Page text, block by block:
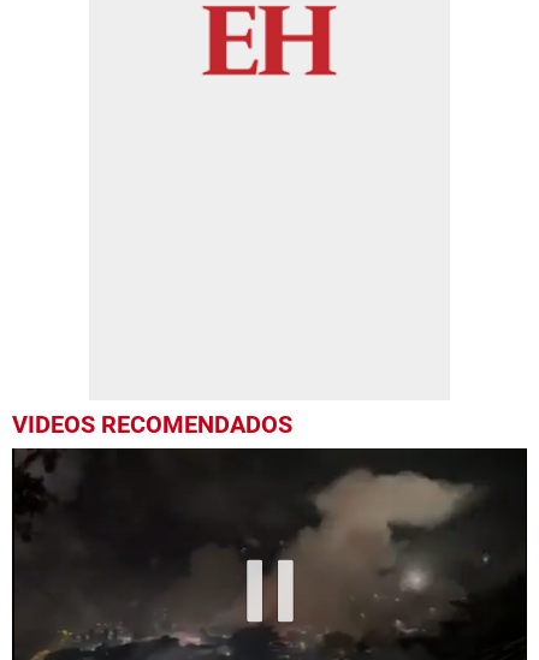
VIDEOS RECOMENDADOS